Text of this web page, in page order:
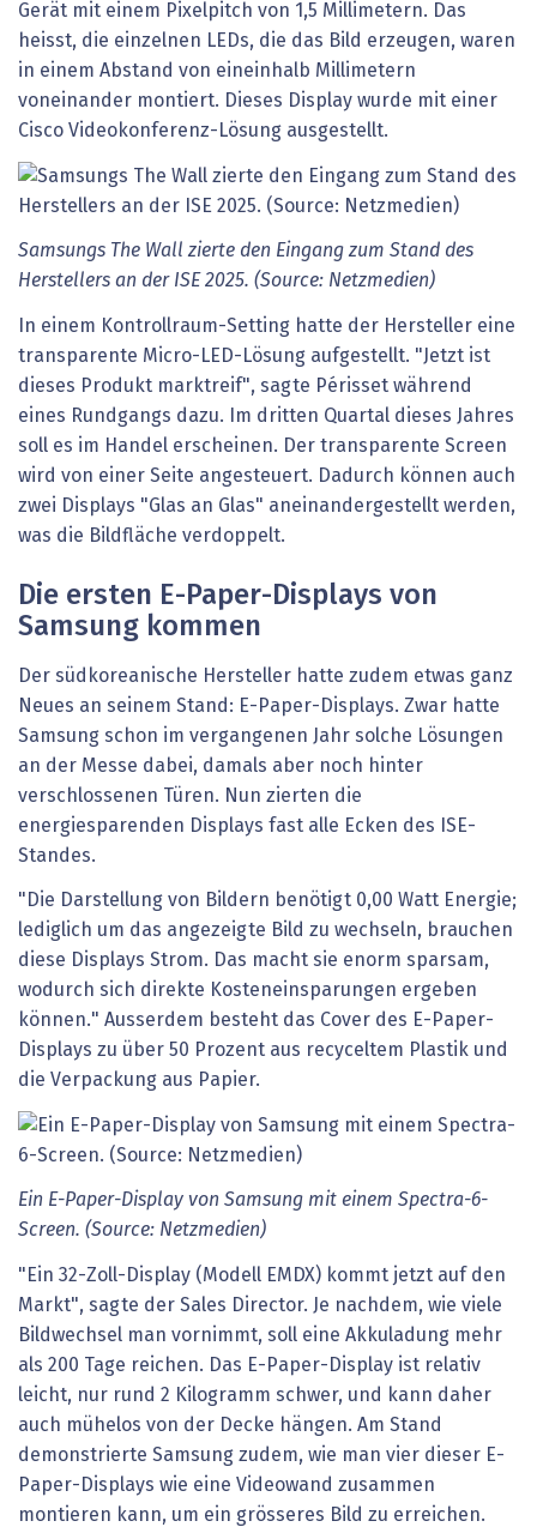
Gerät mit einem Pixelpitch von 1,5 Millimetern. Das
heisst, die einzelnen LEDs, die das Bild erzeugen, waren
in einem Abstand von eineinhalb Millimetern
voneinander montiert. Dieses Display wurde mit einer
Cisco Videokonferenz-Lösung ausgestellt.
Samsungs The Wall zierte den Eingang zum Stand des
Herstellers an der ISE 2025. (Source: Netzmedien)
In einem Kontrollraum-Setting hatte der Hersteller eine
transparente Micro-LED-Lösung aufgestellt. "Jetzt ist
dieses Produkt marktreif", sagte Périsset während
eines Rundgangs dazu. Im dritten Quartal dieses Jahres
soll es im Handel erscheinen. Der transparente Screen
wird von einer Seite angesteuert. Dadurch können auch
zwei Displays "Glas an Glas" aneinandergestellt werden,
was die Bildfläche verdoppelt.
Die ersten E-Paper-Displays von
Samsung kommen
Der südkoreanische Hersteller hatte zudem etwas ganz
Neues an seinem Stand: E-Paper-Displays. Zwar hatte
Samsung schon im vergangenen Jahr solche Lösungen
an der Messe dabei, damals aber noch hinter
verschlossenen Türen. Nun zierten die
energiesparenden Displays fast alle Ecken des ISE-
Standes.
"Die Darstellung von Bildern benötigt 0,00 Watt Energie;
lediglich um das angezeigte Bild zu wechseln, brauchen
diese Displays Strom. Das macht sie enorm sparsam,
wodurch sich direkte Kosteneinsparungen ergeben
können." Ausserdem besteht das Cover des E-Paper-
Displays zu über 50 Prozent aus recyceltem Plastik und
die Verpackung aus Papier.
Ein E-Paper-Display von Samsung mit einem Spectra-6-
Screen. (Source: Netzmedien)
"Ein 32-Zoll-Display (Modell EMDX) kommt jetzt auf den
Markt", sagte der Sales Director. Je nachdem, wie viele
Bildwechsel man vornimmt, soll eine Akkuladung mehr
als 200 Tage reichen. Das E-Paper-Display ist relativ
leicht, nur rund 2 Kilogramm schwer, und kann daher
auch mühelos von der Decke hängen. Am Stand
demonstrierte Samsung zudem, wie man vier dieser E-
Paper-Displays wie eine Videowand zusammen
montieren kann, um ein grösseres Bild zu erreichen.